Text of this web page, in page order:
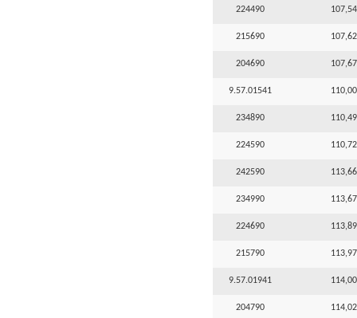
224490
215690
204690
9.57.01541
234890
224590
242590
234990
224690
215790
9.57.01941
204790